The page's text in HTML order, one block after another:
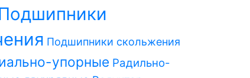
Подшипники скольжения
упорные Радильно-